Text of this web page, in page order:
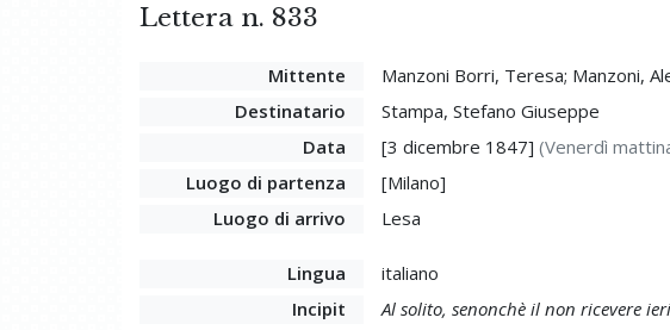
Lettera n. 833
Mittente
Manzoni Borri, Teresa; Manzoni,
Destinatario
Stampa, Stefano Giuseppe
Data
[3 dicembre 1847] (Venerdì
Luogo di partenza
[Milano]
Luogo di arrivo
Lesa
Lingua
italiano
Incipit
Al solito, senonchè il non ricevere